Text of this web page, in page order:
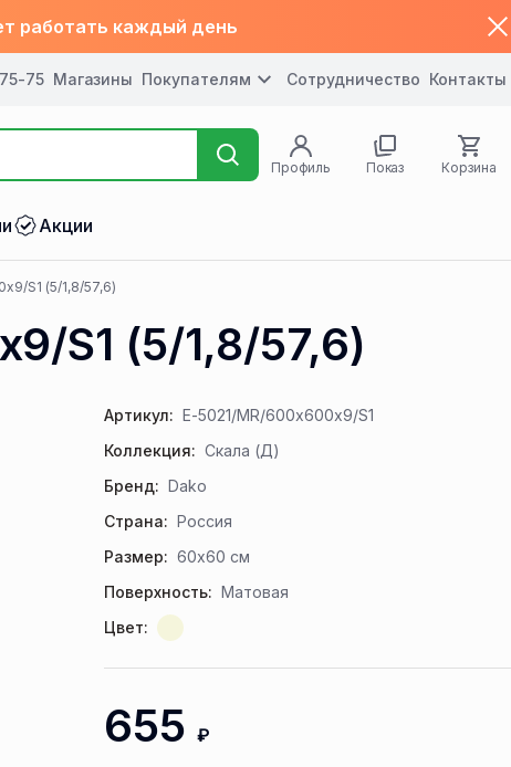
работать каждый день
75 Магазины Покупателям Сотрудничество Контакты
Профиль Показ Корзина
Акции
S1 (5/1,8/57,6)
S1 (5/1,8/57,6)
Артикул: E-5021/MR/600x600x9/S1
Коллекция: Скала (Д)
Бренд: Dako
Страна: Россия
Размер: 60x60 см
Поверхность: Матовая
Цвет:
655 ₽